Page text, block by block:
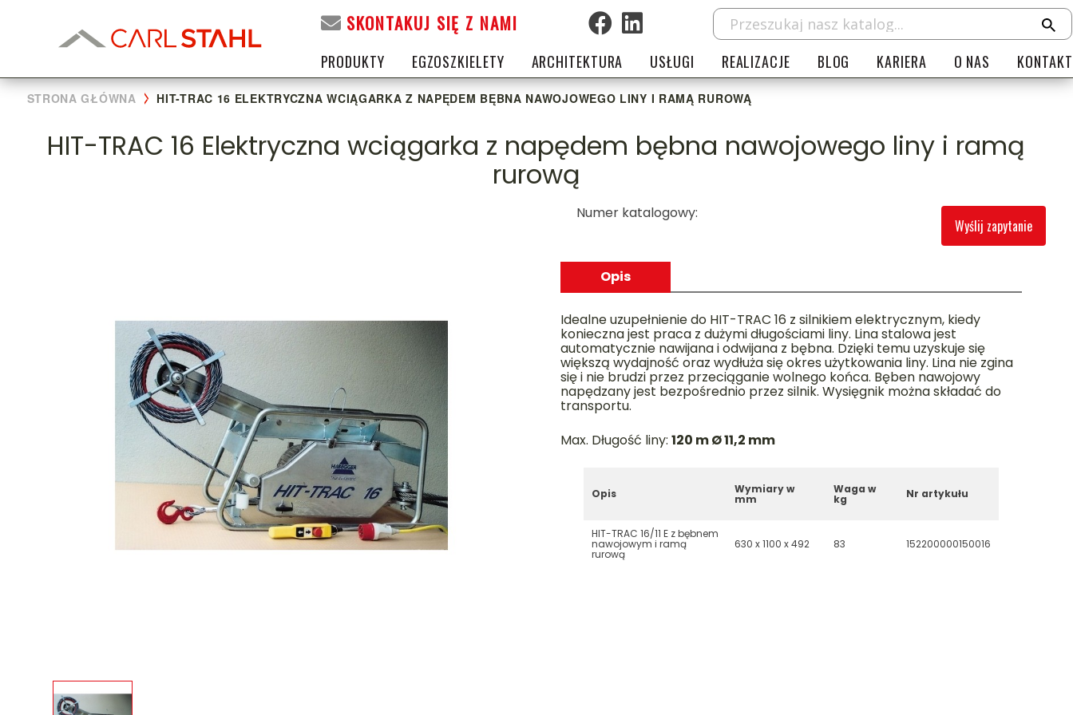
PRODUKTY EGZOSZKIELETY ARCHITEKTURA USŁUGI REALIZACJE BLOG KARIERA O NAS KONTAKT
SKONTAKUJ SIĘ Z NAMI
STRONA GŁÓWNA HIT-TRAC 16 ELEKTRYCZNA WCIĄGARKA Z NAPĘDEM BĘBNA NAWOJOWEGO LINY I RAMĄ RUROWĄ
HIT-TRAC 16 Elektryczna wciągarka z napędem bębna nawojowego liny i ramą
rurową
Numer katalogowy:
Wyślij zapytanie
Opis
Idealne uzupełnienie do HIT-TRAC 16 z silnikiem elektrycznym, kiedy
konieczna jest praca z dużymi długościami liny. Lina stalowa jest
automatycznie nawijana i odwijana z bębna. Dzięki temu uzyskuje się
większą wydajność oraz wydłuża się okres użytkowania liny. Lina nie zgina
się i nie brudzi przez przeciąganie wolnego końca. Bęben nawojowy
napędzany jest bezpośrednio przez silnik. Wysięgnik można składać do
transportu.
Max. Długość liny: 120 m Ø 11,2 mm
Opis Wymiary w
mm
Waga w
kg Nr artykułu
HIT-TRAC 16/11 E z bębnem
nawojowym i ramą
rurową
630 x 1100 x 492 83 152200000150016